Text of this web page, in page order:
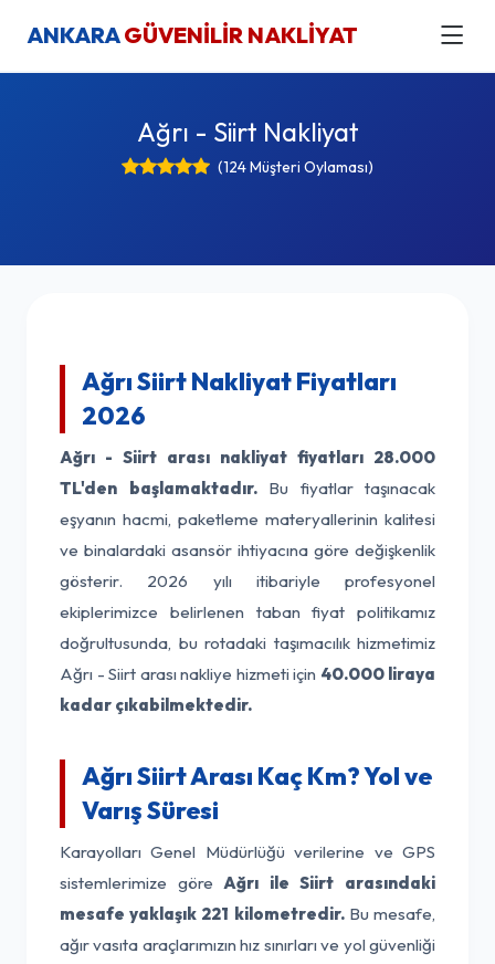
ANKARAGÜVENİLİR NAKLİYAT
Ağrı - Siirt Nakliyat
(124 Müşteri Oylaması)
Ağrı Siirt Nakliyat Fiyatları
2026
Ağrı - Siirt arası nakliyat fiyatları 28.000
TL'den başlamaktadır.Bu fiyatlar taşınacak
eşyanın hacmi, paketleme materyallerinin kalitesi
ve binalardaki asansör ihtiyacına göre değişkenlik
gösterir. 2026 yılı itibariyle profesyonel
ekiplerimizce belirlenen taban fiyat politikamız
doğrultusunda, bu rotadaki taşımacılık hizmetimiz
Ağrı - Siirt arası nakliye hizmeti için 40.000 liraya
kadar çıkabilmektedir.
Ağrı Siirt Arası Kaç Km? Yol ve
Varış Süresi
Karayolları Genel Müdürlüğü verilerine ve GPS
sistemlerimize göreAğrı ile Siirt arasındaki
mesafe yaklaşık 221 kilometredir.Bu mesafe,
ağır vasıta araçlarımızın hız sınırları ve yol güvenliği